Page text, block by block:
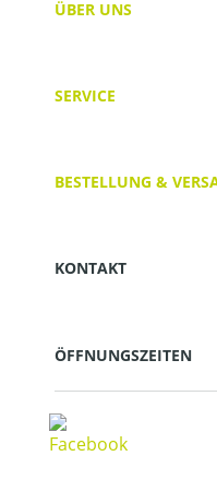
ÜBER UNS
SERVICE
BESTELLUNG &
KONTAKT
ÖFFNUNGSZEITEN